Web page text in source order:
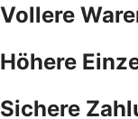
Vollere
Höhere
Sichere